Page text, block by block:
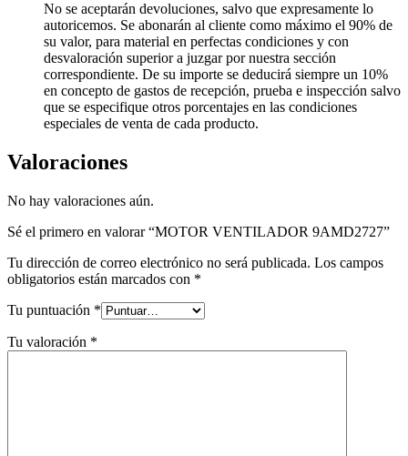
No se aceptarán devoluciones, salvo que expresamente lo
autoricemos. Se abonarán al cliente como máximo el 90% de
su valor, para material en perfectas condiciones y con
desvaloración superior a juzgar por nuestra sección
correspondiente. De su importe se deducirá siempre un 10%
en concepto de gastos de recepción, prueba e inspección salvo
que se especifique otros porcentajes en las condiciones
especiales de venta de cada producto.
Valoraciones
No hay valoraciones aún.
Sé el primero en valorar “MOTOR VENTILADOR 9AMD2727”
Tu dirección de correo electrónico no será publicada. Los campos
obligatorios están marcados con *
Tu puntuación *
Tu valoración *